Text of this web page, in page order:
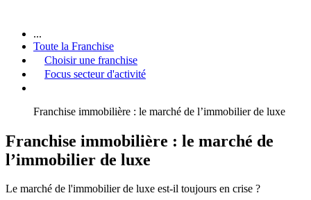
...
Toute la Franchise
Choisir une franchise
Focus secteur d'activité
Franchise immobilière : le marché de l’immobilier de luxe
Franchise immobilière : le marché de
l’immobilier de luxe
Le marché de l'immobilier de luxe est-il toujours en crise ?